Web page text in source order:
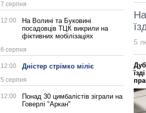
7 серпня
12:00
На Волині та Буковині
посадовців ТЦК викрили на
фіктивних мобілізаціях
6 серпня
12:00 Дністер стрімко міліє
5 серпня
12:00
Понад 30 цимбалістів зіграли на
Говерлі "Аркан"
5